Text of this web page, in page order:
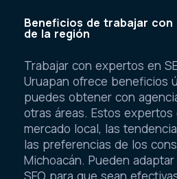
Beneficios de trabajar con
de la región
Trabajar con expertos en
Uruapan ofrece beneficios
puedes obtener con
otras áreas. Estos expertos
mercado local, las
las preferencias de los
Michoacán. Pueden